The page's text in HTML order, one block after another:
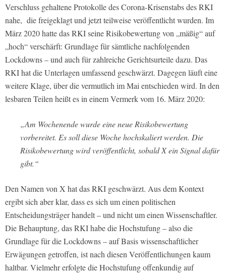
Verschluss gehaltene Protokolle des Corona-Krisenstabs des RKI
nahe, die freigeklagt und jetzt teilweise veröffentlicht wurden. Im
März 2020 hatte das RKI seine Risikobewertung von „mäßig“ auf
„hoch“ verschärft: Grundlage für sämtliche nachfolgenden
Lockdowns – und auch für zahlreiche Gerichtsurteile dazu. Das
RKI hat die Unterlagen umfassend geschwärzt. Dagegen läuft eine
weitere Klage, über die vermutlich im Mai entschieden wird. In den
lesbaren Teilen heißt es in einem Vermerk vom 16. März 2020:
„Am Wochenende wurde eine neue Risikobewertung
vorbereitet. Es soll diese Woche hochskaliert werden. Die
Risikobewertung wird veröffentlicht, sobald X ein Signal dafür
gibt.“
Den Namen von X hat das RKI geschwärzt. Aus dem Kontext
ergibt sich aber klar, dass es sich um einen politischen
Entscheidungsträger handelt – und nicht um einen Wissenschaftler.
Die Behauptung, das RKI habe die Hochstufung – also die
Grundlage für die Lockdowns – auf Basis wissenschaftlicher
Erwägungen getroffen, ist nach diesen Veröffentlichungen kaum
haltbar. Vielmehr erfolgte die Hochstufung offenkundig auf